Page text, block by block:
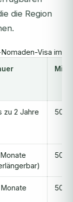
die Region
Visa im
zu 2 Jahre
Monate
Monate